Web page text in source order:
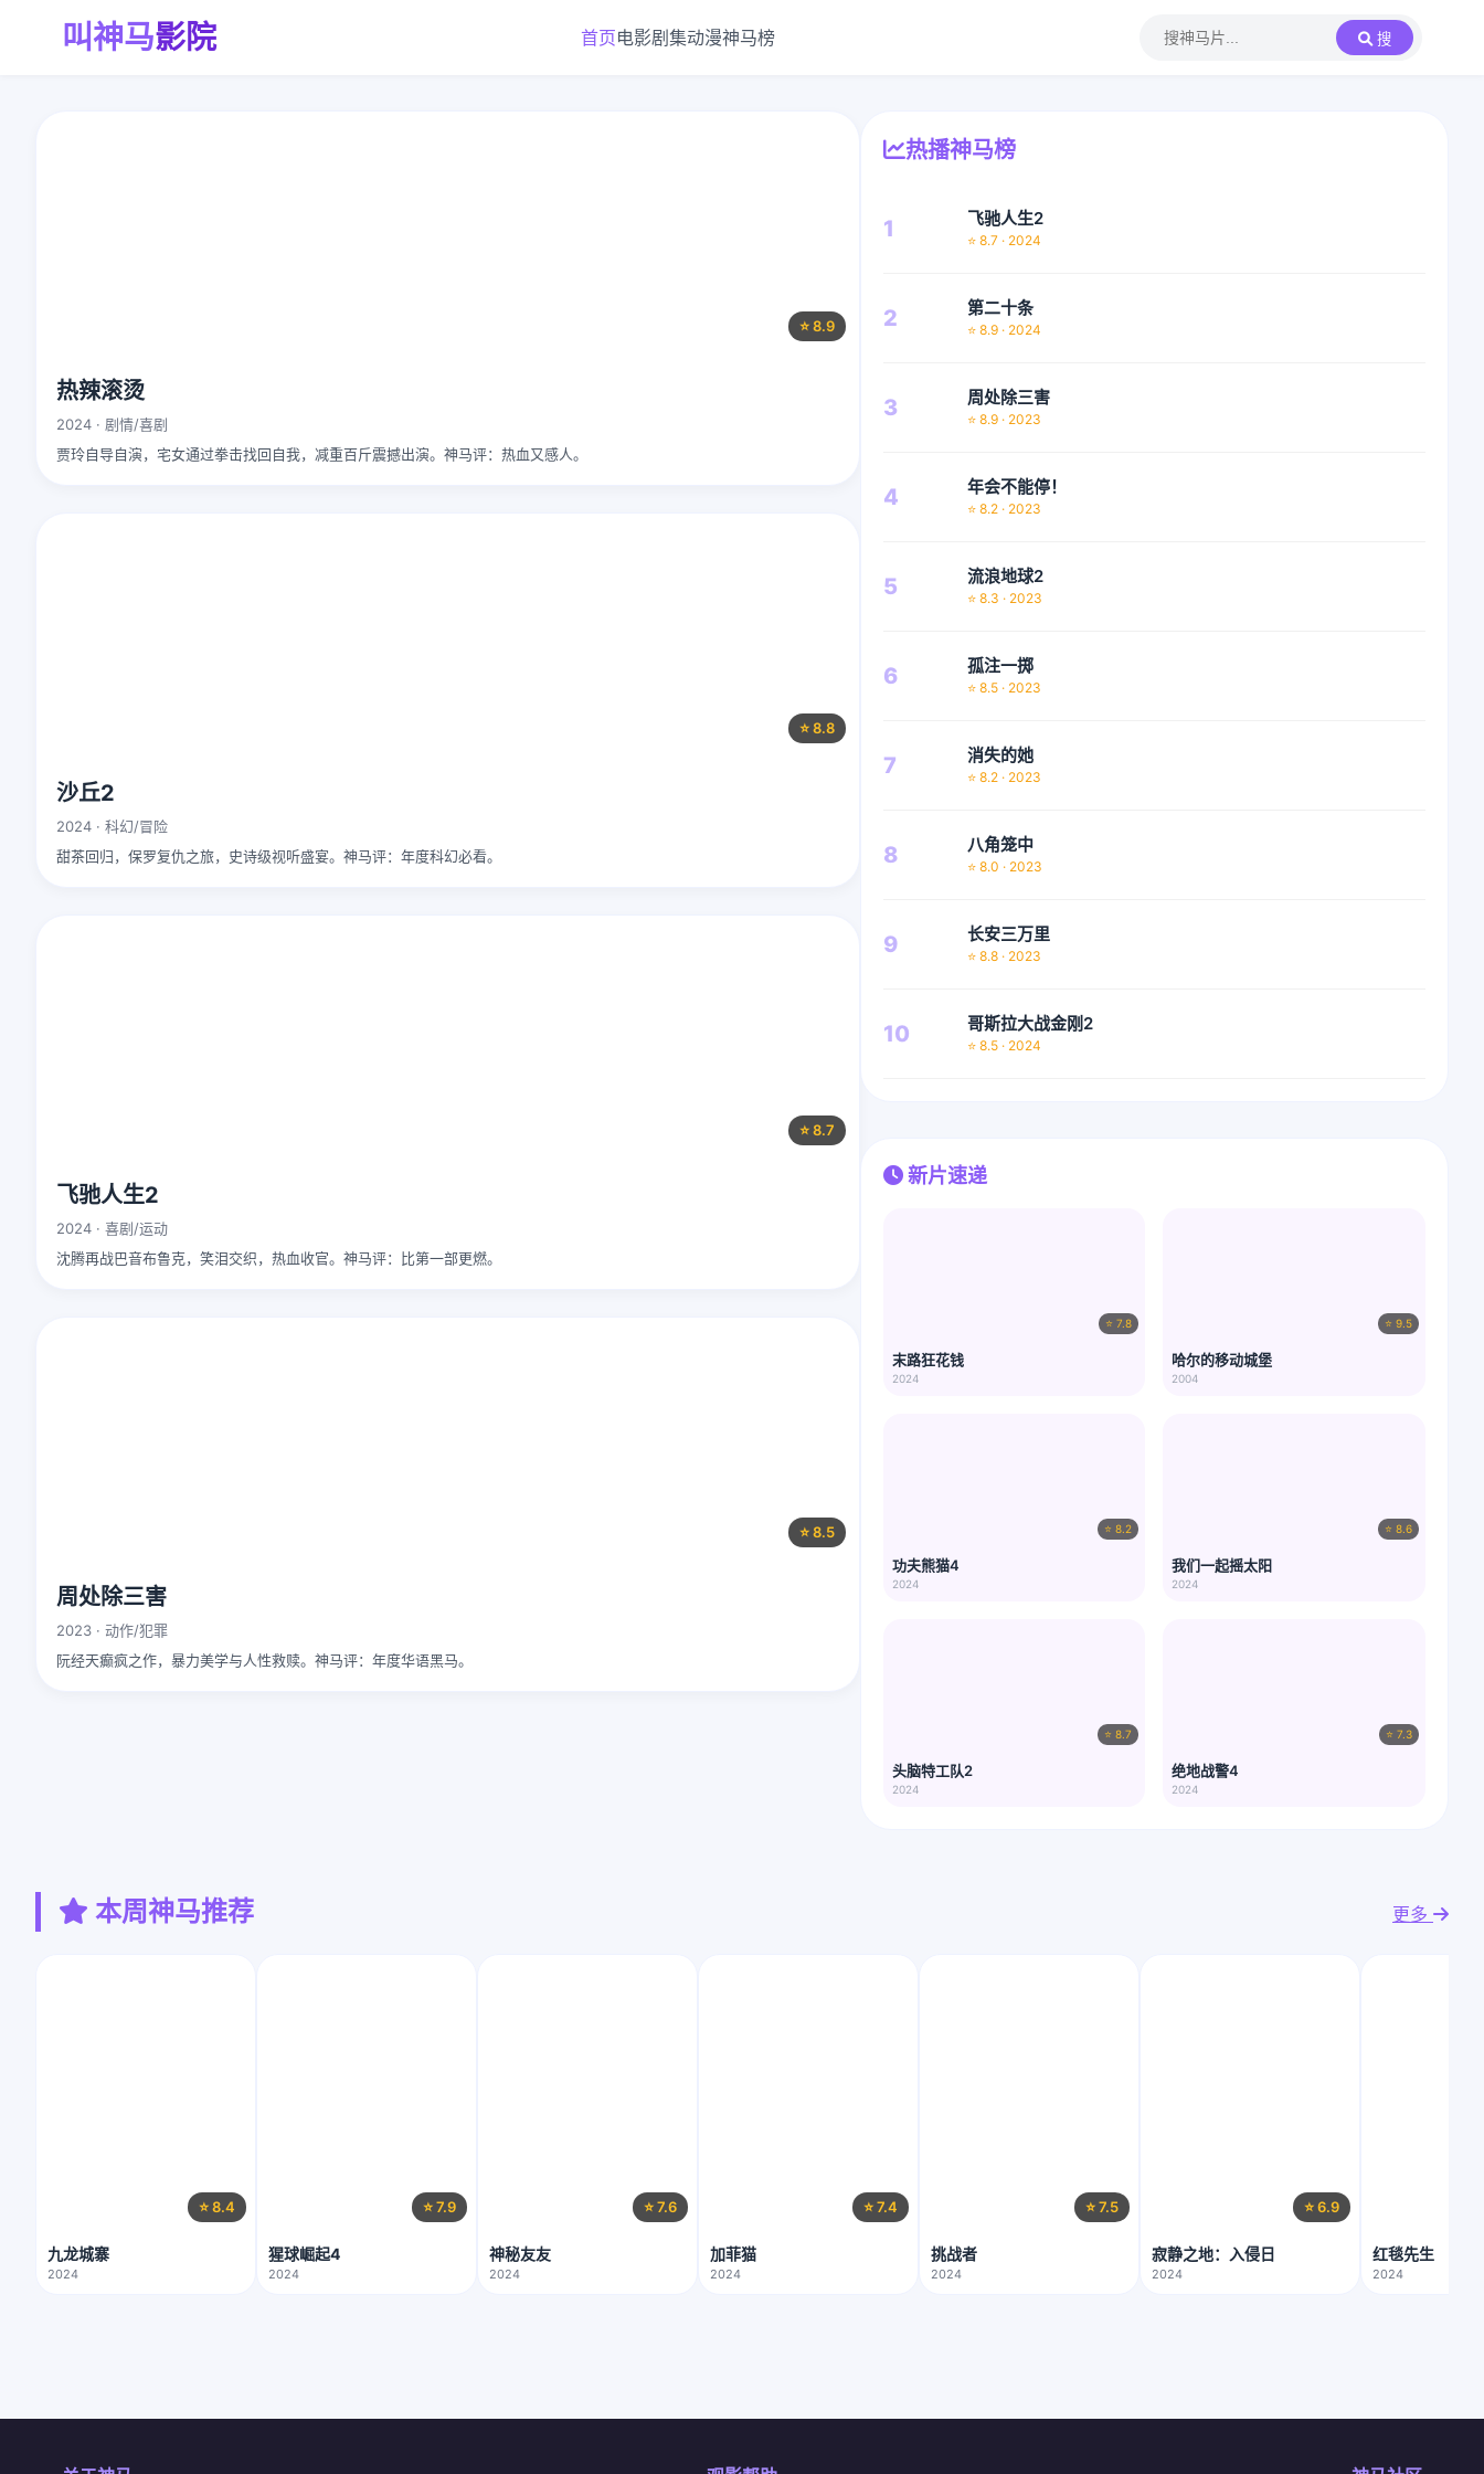
叫神马影院 首页电影剧集动漫神马榜 搜
⭐ 8.9
热辣滚烫
2024 · 剧情/喜剧
贾玲自导自演，宅女通过拳击找回自我，减重百斤震撼出演。神马评：热血又感人。
⭐ 8.8
沙丘2
2024 · 科幻/冒险
甜茶回归，保罗复仇之旅，史诗级视听盛宴。神马评：年度科幻必看。
⭐ 8.7
飞驰人生2
2024 · 喜剧/运动
沈腾再战巴音布鲁克，笑泪交织，热血收官。神马评：比第一部更燃。
⭐ 8.5
周处除三害
2023 · 动作/犯罪
阮经天癫疯之作，暴力美学与人性救赎。神马评：年度华语黑马。
热播神马榜
1 飞驰人生2
⭐ 8.7 · 2024
2 第二十条
⭐ 8.9 · 2024
3 周处除三害
⭐ 8.9 · 2023
4 年会不能停！
⭐ 8.2 · 2023
5 流浪地球2
⭐ 8.3 · 2023
6 孤注一掷
⭐ 8.5 · 2023
7 消失的她
⭐ 8.2 · 2023
8 八角笼中
⭐ 8.0 · 2023
9 长安三万里
⭐ 8.8 · 2023
10 哥斯拉大战金刚2
⭐ 8.5 · 2024
新片速递
⭐ 7.8
末路狂花钱
2024
⭐ 9.5
哈尔的移动城堡
2004
⭐ 8.2
功夫熊猫4
2024
⭐ 8.6
我们一起摇太阳
2024
⭐ 8.7
头脑特工队2
2024
⭐ 7.3
绝地战警4
2024
本周神马推荐 更多
⭐ 8.4
九龙城寨
2024
⭐ 7.9
猩球崛起4
2024
⭐ 7.6
神秘友友
2024
⭐ 7.4
加菲猫
2024
⭐ 7.5
挑战者
2024
⭐ 6.9
寂静之地：入侵日
2024
红毯先生
2024